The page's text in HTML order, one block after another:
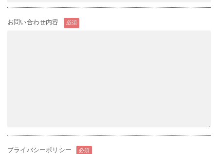
お問い合わせ内容 必須
プライバシーポリシー 必須